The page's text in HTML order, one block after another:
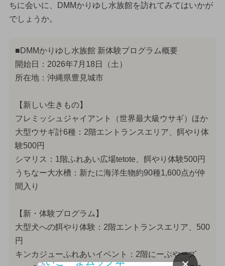
ちに会いに、DMMかりゆし水族館を訪れてみてはいかが
でしょうか。
■DMMかりゆし水族館 新体験プログラム概要
開始日：2026年7月18日（土）
所在地：沖縄県豊見城市
【新しい生きもの】
フレミッシュジャイアント（世界最大級ウサギ）ほか
大型ウサギ計6種：2階エントランスエリア、餌やり体
験500円
シマリス：1階ふれあい広場tetote、餌やり体験500円
うちなー大水槽：新たに海洋生物約90種1,600点が仲
間入り
【新・体験プログラム】
大型犬への餌やり体験：2階エントランスエリア、500
円
キンカジューふれあいイベント：2階にーぶやーズ